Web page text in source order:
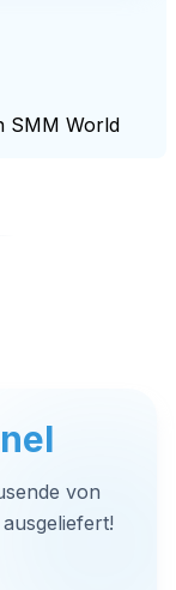
SMM World
von